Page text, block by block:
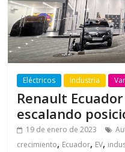
Eléctricos Industria
Renault
escalando
19 de enero de 2023
crecimiento, Ecuador, EV,